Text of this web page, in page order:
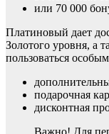
или 70 000
Платиновый дает
Золотого уровня, а
пользоваться
подарочная
дисконтная
Важно! Для